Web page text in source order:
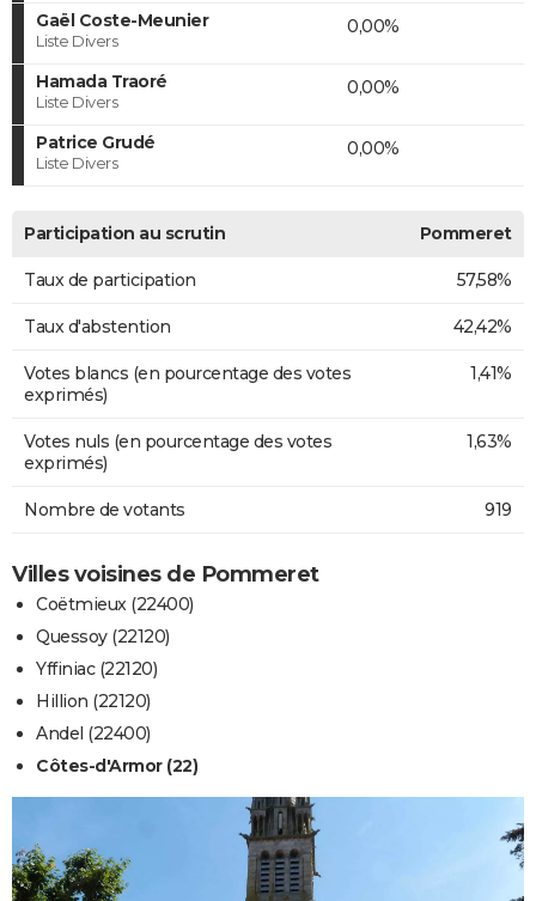
Gaël Coste-Meunier
Liste Divers
0,00%
Hamada Traoré
Liste Divers
0,00%
Patrice Grudé
Liste Divers
0,00%
Participation au scrutin Pommeret
Taux de participation 57,58%
Taux d'abstention 42,42%
Votes blancs (en pourcentage des votes
exprimés)
1,41%
Votes nuls (en pourcentage des votes
exprimés)
1,63%
Nombre de votants 919
Villes voisines de Pommeret
Coëtmieux (22400)
Quessoy (22120)
Yffiniac (22120)
Hillion (22120)
Andel (22400)
Côtes-d'Armor (22)